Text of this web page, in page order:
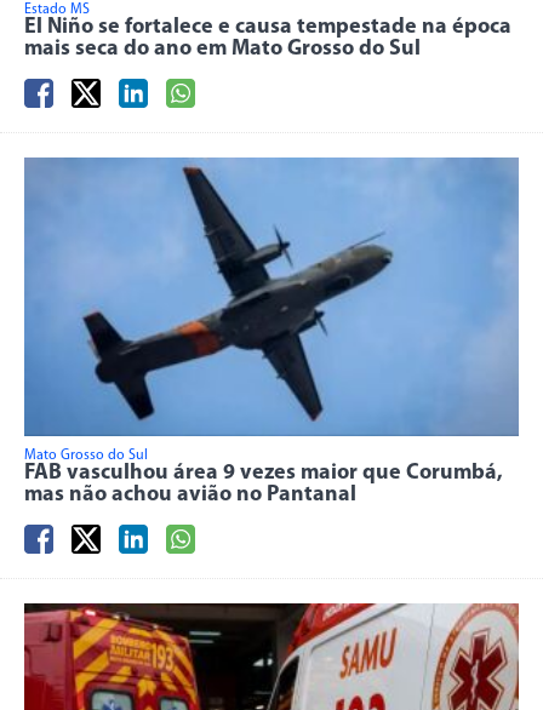
Estado MS
El Niño se fortalece e causa tempestade na época
mais seca do ano em Mato Grosso do Sul
Mato Grosso do Sul
FAB vasculhou área 9 vezes maior que Corumbá,
mas não achou avião no Pantanal